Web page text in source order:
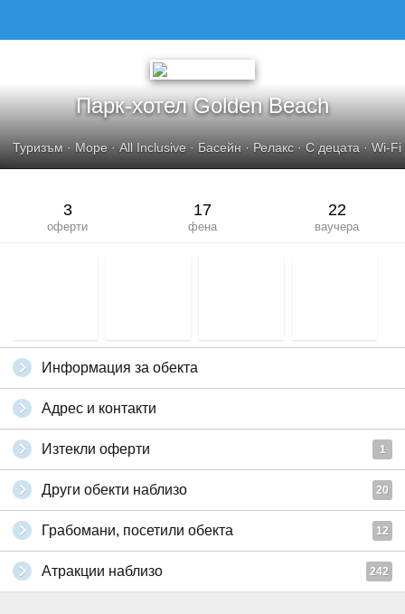
Парк-хотел Golden Beach
Туризъм · Море ·All Inclusive · Басейн · Релакс · С децата · Wi-Fi
3
оферти
17
фена
22
ваучера
Информация за обекта
Адрес и контакти
Изтекли оферти 1
Други обекти наблизо 20
Грабомани, посетили обекта 12
Атракции наблизо 242